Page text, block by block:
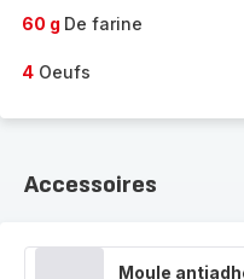
60 g De farine
4 Oeufs
Accessoires
Moule